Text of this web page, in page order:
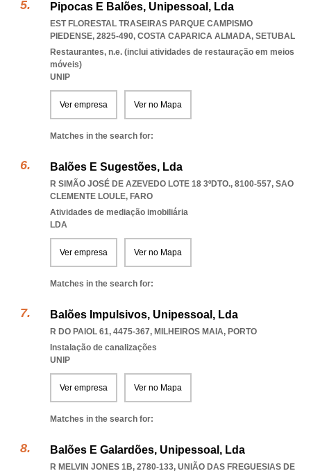
Pipocas E Balões, Unipessoal, Lda
EST FLORESTAL TRASEIRAS PARQUE CAMPISMO
PIEDENSE, 2825-490, COSTA CAPARICA ALMADA, SETUBAL
Restaurantes, n.e. (inclui atividades de restauração em meios
móveis)
UNIP
Ver empresa Ver no Mapa
Matches in the search for:
Balões E Sugestões, Lda
R SIMÃO JOSÉ DE AZEVEDO LOTE 18 3ºDTO., 8100-557, SAO
CLEMENTE LOULE, FARO
Atividades de mediação imobiliária
LDA
Ver empresa Ver no Mapa
Matches in the search for:
Balões Impulsivos, Unipessoal, Lda
R DO PAIOL 61, 4475-367, MILHEIROS MAIA, PORTO
Instalação de canalizações
UNIP
Ver empresa Ver no Mapa
Matches in the search for:
Balões E Galardões, Unipessoal, Lda
R MELVIN JONES 1B, 2780-133, UNIÃO DAS FREGUESIAS DE